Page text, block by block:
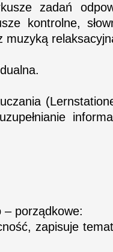
zadań
kontrolne,
muzyką
– porządkowe:
zapisuje